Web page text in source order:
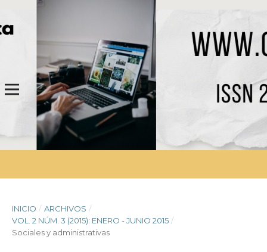
INICIO / ARCHIVOS /
VOL. 2 NÚM. 3 (2015): ENERO - JUNIO 2015 /
Sociales y administrativas